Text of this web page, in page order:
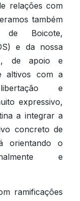
relações com
também
Boicote,
e da nossa
de apoio e
altivos com a
e
expressivo,
a integrar a
concreto de
orientando o
e
ramificações